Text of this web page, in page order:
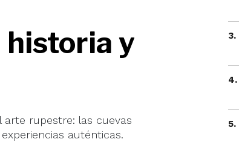
y
arte rupestre: las cuevas
auténticas.
3.
4.
5.